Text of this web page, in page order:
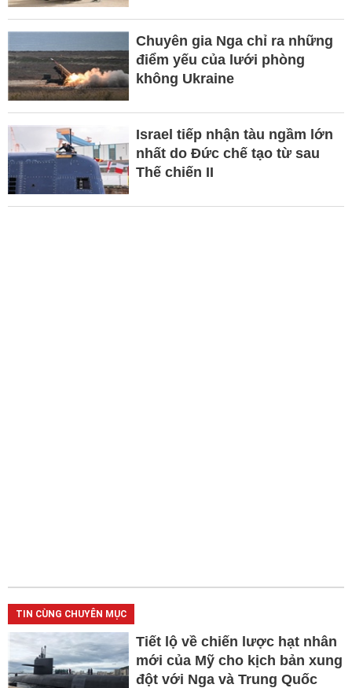
Chuyên gia Nga chỉ ra những
điểm yếu của lưới phòng
không Ukraine
Israel tiếp nhận tàu ngầm lớn
nhất do Đức chế tạo từ sau
Thế chiến II
TIN CÙNG CHUYÊN MỤC
Tiết lộ về chiến lược hạt nhân
mới của Mỹ cho kịch bản xung
đột với Nga và Trung Quốc